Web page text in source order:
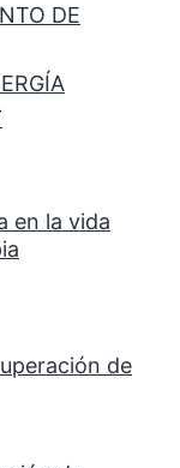
DE
en la vida
de